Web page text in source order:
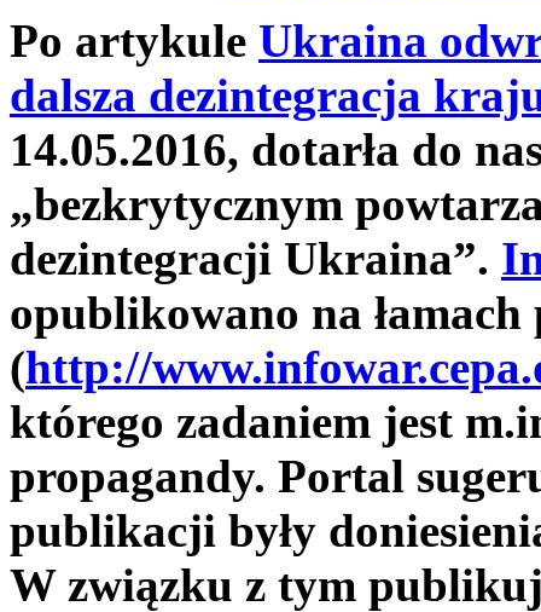
Po artykule Ukraina
dalsza dezintegracja
14.05.2016, dotarła do
„bezkrytycznym
dezintegracji Ukraina”.
opublikowano na
(http://
którego zadaniem jest
propagandy. Portal
publikacji były
W związku z tym